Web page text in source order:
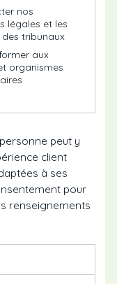
nos
légales et les
tribunaux
aux
organismes
peut y
client
à ses
pour
renseignements